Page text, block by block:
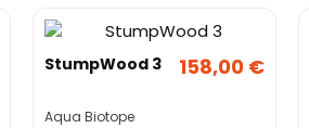
StumpWood 3
Aqua Biotope
158,00 €